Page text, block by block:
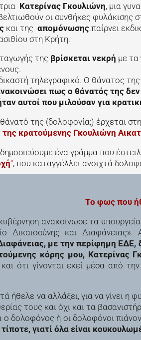
Κατερίνας Γκουλιώνη, μια
οι συνθήκες
και της απομόνωσης.παίρνει
στη Κρήτη.
της βρίσκεται νεκρή με τα
τηλεγραφικό. Ο θάνατος
πως ο θάνατός της
αυτοί που μιλούσαν για
της (δολοφονία;) έρχεται
κρατούμενης Γκουλιώνη
ένα γράμμα που
“, που καταγγέλλει ανοιχτά
Το φως που
ανακοίνωσε τα
Δικαιοσύνης και
με την περίφημη ΕΔΕ,
κόρης μου, Κατερίνας
ότι γίνονται εκεί μέσα από
ήθελε να αλλάξει, για να γίνει η
τους και όχι και τα
ο δολοφόνος ή οι δολοφόνοι
γιατί όλα είναι